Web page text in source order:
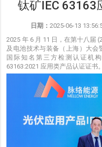
钛矿IEC 63163
日期： 2025-06-13
2025 年 6 月 11 日，在第十八届
及电池技术与装备（上海）大
国际知名第三方检测认证机
63163:2021 应用类产品认证证书。